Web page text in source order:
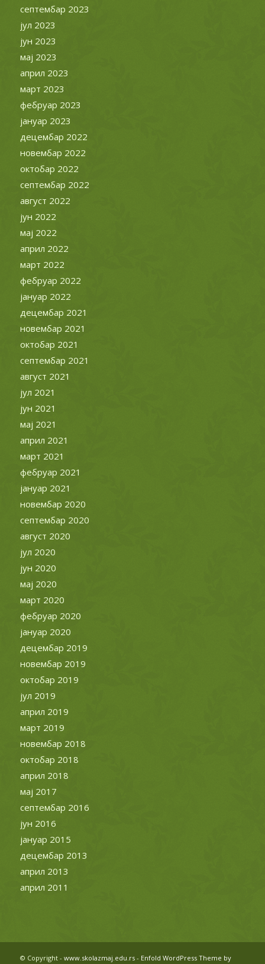
септембар 2023
јул 2023
јун 2023
мај 2023
април 2023
март 2023
фебруар 2023
јануар 2023
децембар 2022
новембар 2022
октобар 2022
септембар 2022
август 2022
јун 2022
мај 2022
април 2022
март 2022
фебруар 2022
јануар 2022
децембар 2021
новембар 2021
октобар 2021
септембар 2021
август 2021
јул 2021
јун 2021
мај 2021
април 2021
март 2021
фебруар 2021
јануар 2021
новембар 2020
септембар 2020
август 2020
јул 2020
јун 2020
мај 2020
март 2020
фебруар 2020
јануар 2020
децембар 2019
новембар 2019
октобар 2019
јул 2019
април 2019
март 2019
новембар 2018
октобар 2018
април 2018
мај 2017
септембар 2016
јун 2016
јануар 2015
децембар 2013
април 2013
април 2011
© Copyright - www.skolazmaj.edu.rs- Enfold WordPress Theme by